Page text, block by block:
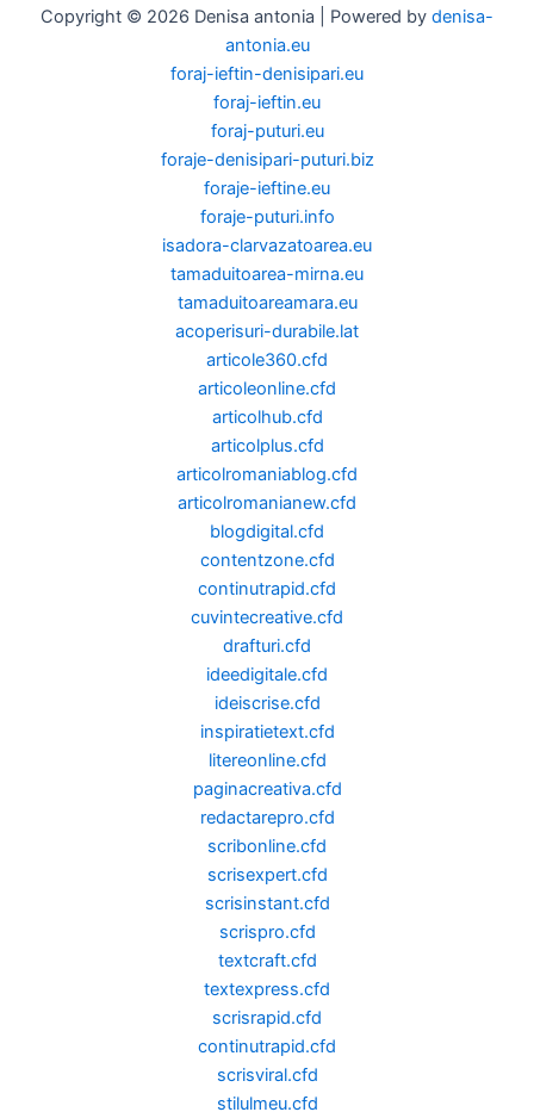
Copyright © 2026 Denisa antonia | Powered by denisa-
antonia.eu
foraj-ieftin-denisipari.eu
foraj-ieftin.eu
foraj-puturi.eu
foraje-denisipari-puturi.biz
foraje-ieftine.eu
foraje-puturi.info
isadora-clarvazatoarea.eu
tamaduitoarea-mirna.eu
tamaduitoareamara.eu
acoperisuri-durabile.lat
articole360.cfd
articoleonline.cfd
articolhub.cfd
articolplus.cfd
articolromaniablog.cfd
articolromanianew.cfd
blogdigital.cfd
contentzone.cfd
continutrapid.cfd
cuvintecreative.cfd
drafturi.cfd
ideedigitale.cfd
ideiscrise.cfd
inspiratietext.cfd
litereonline.cfd
paginacreativa.cfd
redactarepro.cfd
scribonline.cfd
scrisexpert.cfd
scrisinstant.cfd
scrispro.cfd
textcraft.cfd
textexpress.cfd
scrisrapid.cfd
continutrapid.cfd
scrisviral.cfd
stilulmeu.cfd